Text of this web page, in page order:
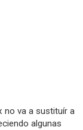
no va a sustituír a
algunas